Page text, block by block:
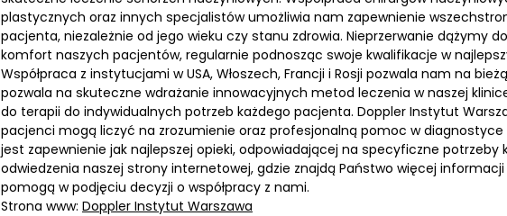
plastycznych oraz innych specjalistów umożliwia nam zapewnienie
pacjenta, niezależnie od jego wieku czy stanu zdrowia. Nieprzerwanie dążymy
komfort naszych pacjentów, regularnie podnosząc swoje kwalifikacje w
Współpraca z instytucjami w USA, Włoszech, Francji i Rosji pozwala nam na
pozwala na skuteczne wdrażanie innowacyjnych metod leczenia w naszej
do terapii do indywidualnych potrzeb każdego pacjenta. Doppler Instytut
pacjenci mogą liczyć na zrozumienie oraz profesjonalną pomoc w
jest zapewnienie jak najlepszej opieki, odpowiadającej na specyficzne
odwiedzenia naszej strony internetowej, gdzie znajdą Państwo więcej
pomogą w podjęciu decyzji o współpracy z nami.
Strona www: Doppler Instytut Warszawa